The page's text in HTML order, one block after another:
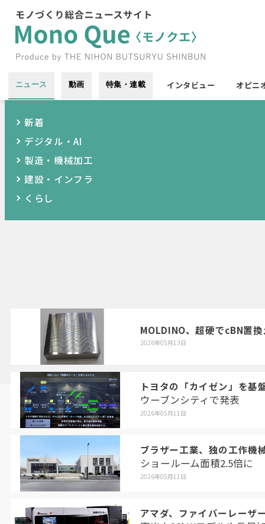
ニュース 動画 特集・連載 インタビュー オピニ
新着
デジタル・AI
製造・機械加工
建設・インフラ
くらし
MOLDINO、超硬でcBN置
2026年05月13日
トヨタの「カイゼン」を基
ウーブンシティで発表
2026年05月11日
ブラザー工業、独の工作機
ショールーム面積2.5倍に
2026年05月11日
アマダ、ファイバーレーザ